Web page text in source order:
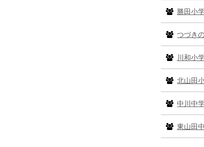
勝田小
つづき
川和小
北山田
中川中
東山田